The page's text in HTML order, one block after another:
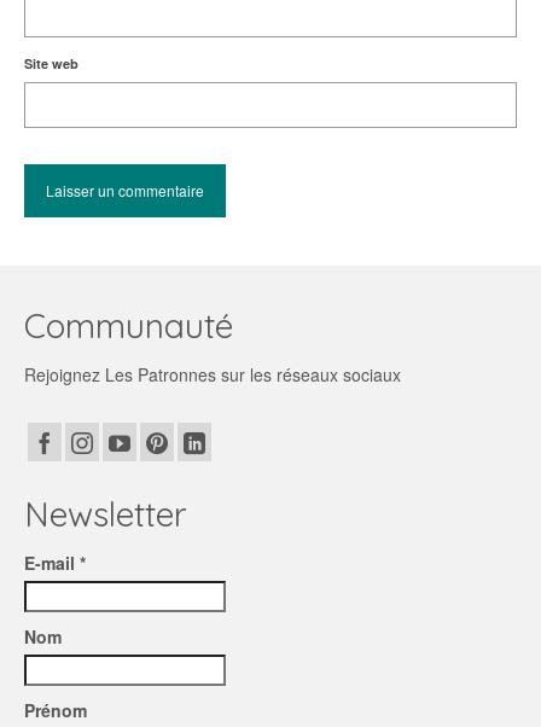
Site web
Communauté
Rejoignez Les Patronnes sur les réseaux sociaux
Newsletter
E-mail *
Nom
Prénom